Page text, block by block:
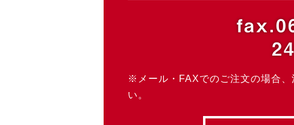
※メール・FAXでのご注文の場合、
い。